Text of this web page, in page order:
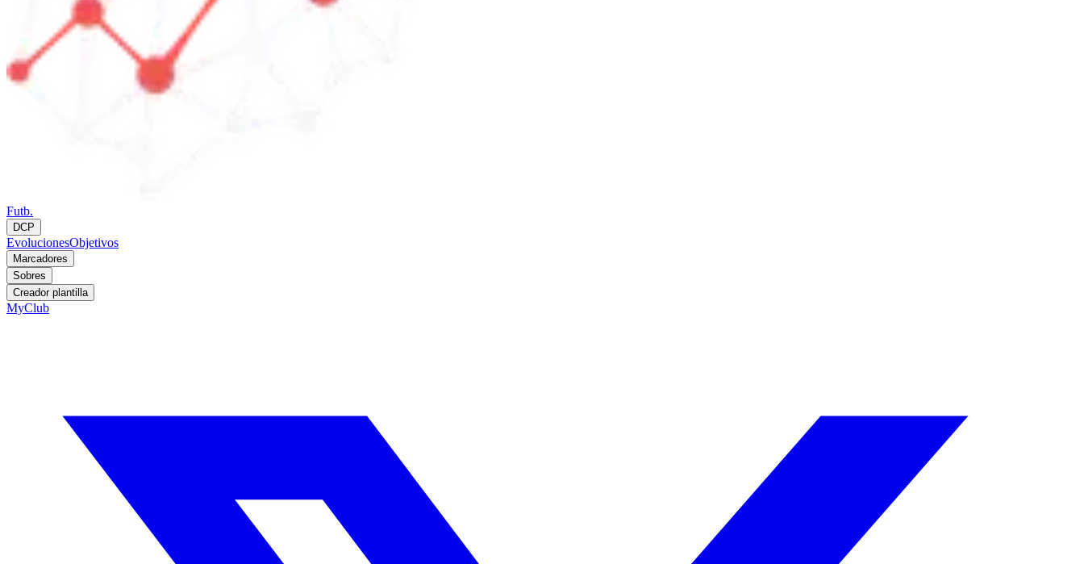
Futb.
DCP
EvolucionesObjetivos
Marcadores
Sobres
Creador plantilla
MyClub